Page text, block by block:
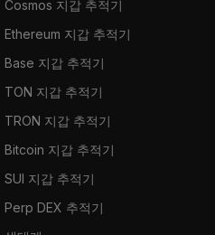
Cosmos 지갑 추적기
Ethereum 지갑 추적기
Base 지갑 추적기
TON 지갑 추적기
TRON 지갑 추적기
Bitcoin 지갑 추적기
SUI 지갑 추적기
Perp DEX 추적기